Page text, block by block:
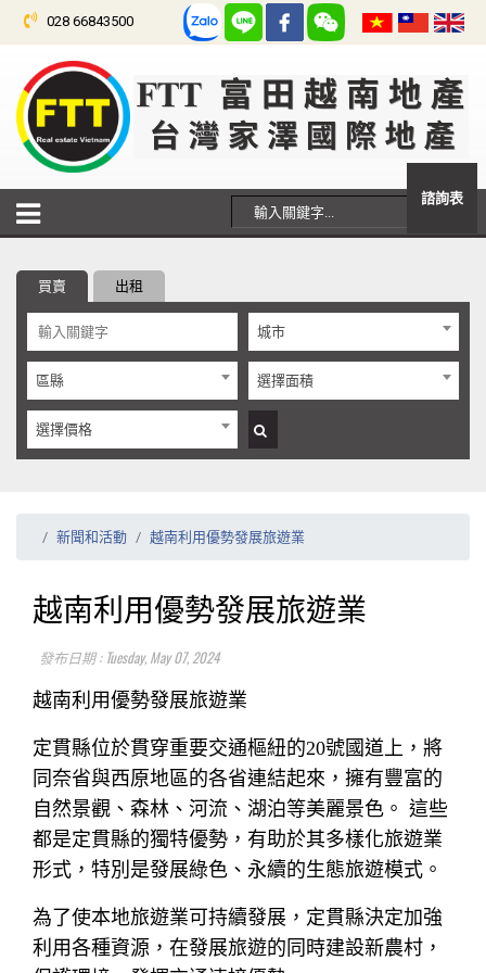
028 66843500
買賣 出租
城市
區縣 選擇面積
選擇價格
新聞和活動 越南利用優勢發展旅遊業
越南利用優勢發展旅遊業
發布日期 : Tuesday, May 07, 2024
越南利用優勢發展旅遊業
定貫縣位於貫穿重要交通樞紐的20號國道上，將
同奈省與西原地區的各省連結起來，擁有豐富的
自然景觀、森林、河流、湖泊等美麗景色。 這些
都是定貫縣的獨特優勢，有助於其多樣化旅遊業
形式，特別是發展綠色、永續的生態旅遊模式。
為了使本地旅遊業可持續發展，定貫縣決定加強
利用各種資源，在發展旅遊的同時建設新農村，
諮詢表